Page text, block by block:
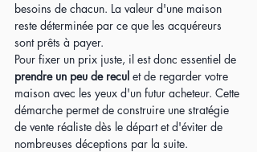
besoins de chacun. La valeur d'une maison
reste déterminée par ce que les acquéreurs
sont prêts à payer.
Pour fixer un prix juste, il est donc essentiel de
prendre un peu de recul et de regarder votre
maison avec les yeux d'un futur acheteur. Cette
démarche permet de construire une stratégie
de vente réaliste dès le départ et d'éviter de
nombreuses déceptions par la suite.